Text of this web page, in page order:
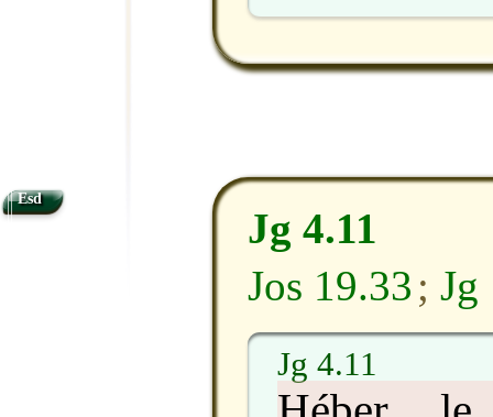
Jg 4.11
Jos 19.33; Jg
Jg 4.11
Esd